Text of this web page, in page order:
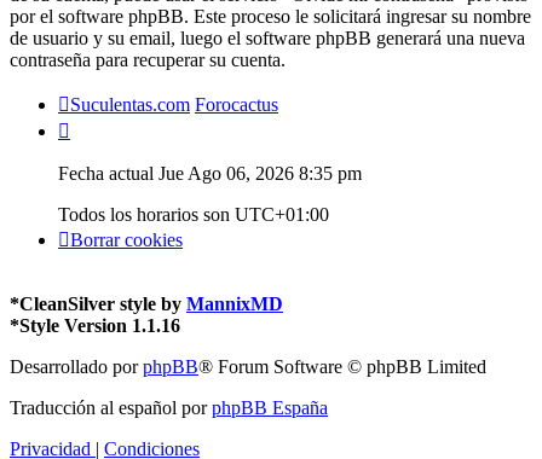
por el software phpBB. Este proceso le solicitará ingresar su nombre
de usuario y su email, luego el software phpBB generará una nueva
contraseña para recuperar su cuenta.
Suculentas.com Forocactus
Fecha actual Jue Ago 06, 2026 8:35 pm
Todos los horarios son UTC+01:00
Borrar cookies
*CleanSilver style by MannixMD
*Style Version 1.1.16
Desarrollado porphpBB® Forum Software © phpBB Limited
Traducción al español porphpBB España
Privacidad | Condiciones